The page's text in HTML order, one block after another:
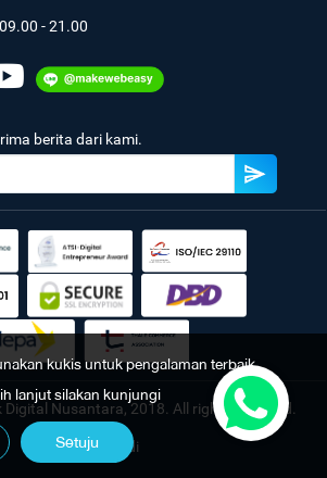
- 21.00
berita dari kami.
Nusantara, 2018. All rights reserved.
Kebijakan Pribadi
kukis untuk pengalaman terbaik
lanjut silakan kunjungi
Setuju